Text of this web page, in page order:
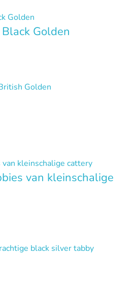
Golden
Golden
van kleinschalige
black silver tabby